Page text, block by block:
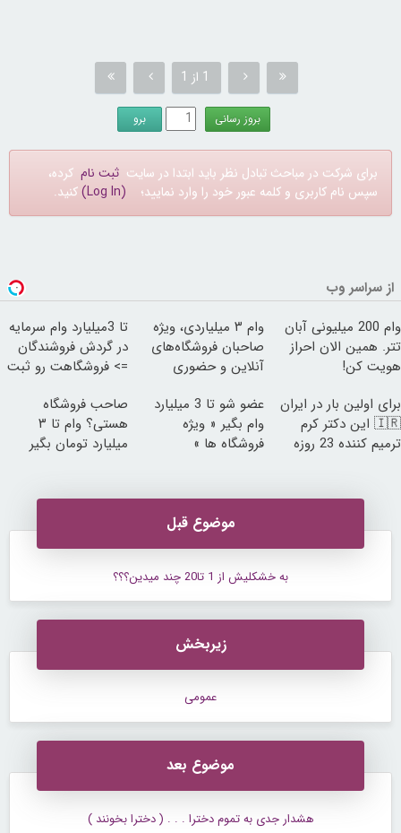
1 از 1
برای شرکت در مباحث تبادل نظر باید ابتدا در سایت ثبت نام کرده،
سپس نام کاربری و کلمه عبور خود را وارد نمایید؛ (Log In) کنید.
از سراسر وب
وام 200 میلیونی آبان
تتر. همین الان احراز
هویت کن!
وام ۳ میلیاردی، ویژه
صاحبان فروشگاه‌های
آنلاین و حضوری
تا 3میلیارد وام سرمایه
در گردش فروشندگان
=> فروشگاهت رو ثبت
برای اولین بار در ایران
🇮🇷 این دکتر کرم
ترمیم کننده 23 روزه
عضو شو تا 3 میلیارد
وام بگیر « ویژه
فروشگاه ها »
صاحب فروشگاه
هستی؟ وام تا ۳
میلیارد تومان بگیر
موضوع قبل
به خشکلیش از 1 تا20 چند میدین؟؟؟
زیربخش
عمومی
موضوع بعد
هشدار جدی به تموم دخترا . . . ( دخترا بخونند )